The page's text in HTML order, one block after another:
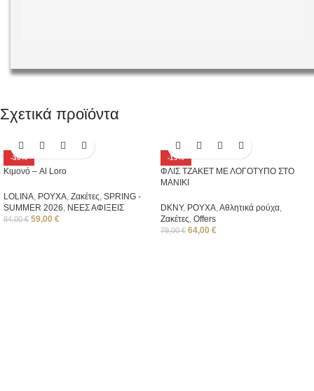
Σχετικά προϊόντα
-30%
Κιμονό – Al Loro
LOLINA ΡΟΥΧΑ Ζακέτες SPRING -
SUMMER 2026 ΝΕΕΣ ΑΦΙΞΕΙΣ
84,00€ 59,00 €
-19%
ΦΛΙΣ ΤΖΑΚΕΤ ΜΕ ΛΟΓΟΤΥΠΟ ΣΤΟ
ΜΑΝΙΚΙ
DKNY, ΡΟΥΧΑ Αθλητικά ρούχα
Ζακέτες Offers
79,00€ 64,00 €